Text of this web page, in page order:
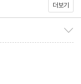
치료사인 러스 해리스
바라지만 행복하지 않
안 우리가 잘못 알고
더보기